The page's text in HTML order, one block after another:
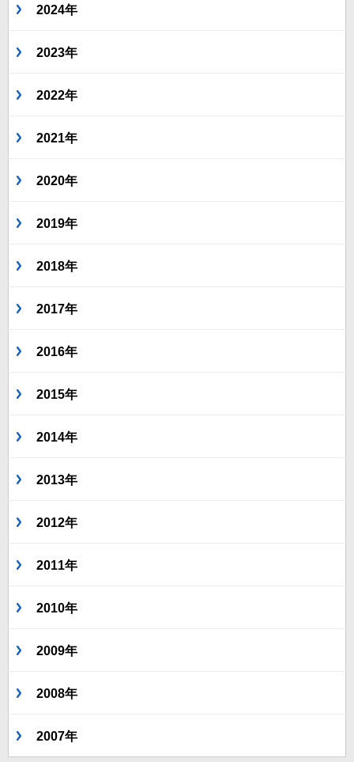
2024年
2023年
2022年
2021年
2020年
2019年
2018年
2017年
2016年
2015年
2014年
2013年
2012年
2011年
2010年
2009年
2008年
2007年